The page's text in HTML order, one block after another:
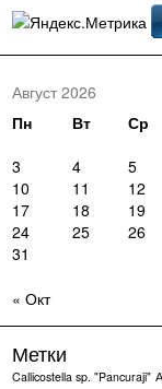
Август 2026
Пн
Вт Ср
3
4 5
10
11 12
17
18 19
24
25 26
31
« Окт
Метки
Callicostella sp. "Pancuraji"